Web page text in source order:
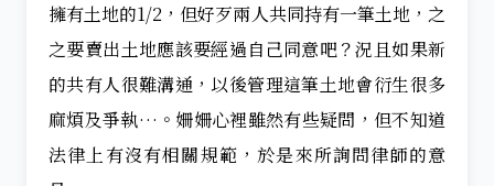
擁有土地的1/2，但好歹兩人共同持有一筆土地，之
之要賣出土地應該要經過自己同意吧？況且如果新
的共有人很難溝通，以後管理這筆土地會衍生很多
麻煩及爭執…。姍姍心裡雖然有些疑問，但不知道
法律上有沒有相關規範，於是來所詢問律師的意